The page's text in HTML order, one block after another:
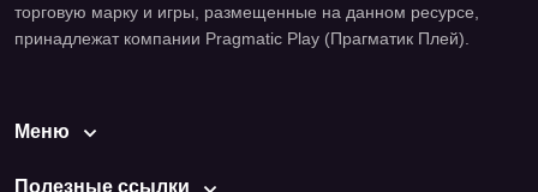
торговую марку и игры, размещенные на данном ресурсе,
принадлежат компании Pragmatic Play (Прагматик Плей).
Меню
Полезные ссылки